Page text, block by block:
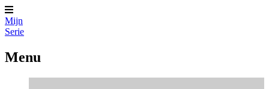
Mijn
Serie
Menu